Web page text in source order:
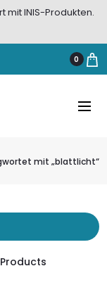
mit INIS-Produkten.
0
mit „blattlicht“